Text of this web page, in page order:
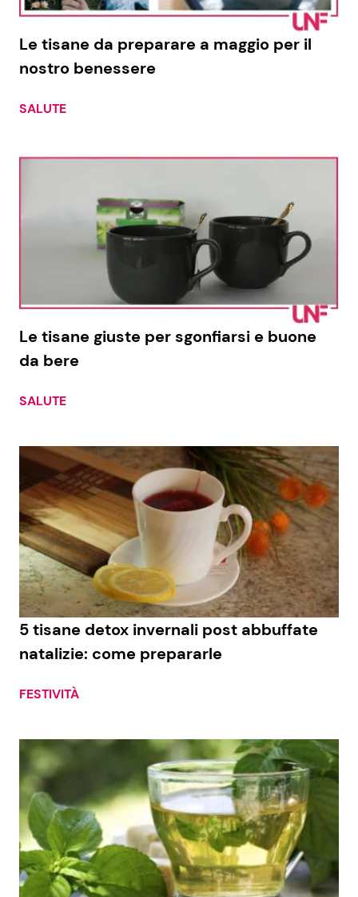
Contattaci
Pubblicità
Privacy Policy
Le tisane da preparare a maggio per il
nostro benessere
SALUTE
Le tisane giuste per sgonfiarsi e buone
da bere
SALUTE
5 tisane detox invernali post abbuffate
natalizie: come prepararle
FESTIVITÀ